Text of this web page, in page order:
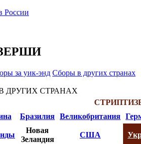
России
за уик-энд Сборы в других странах
ДРУГИХ СТРАНАХ
Бразилия Великобритания
Новая
Зеландия
США